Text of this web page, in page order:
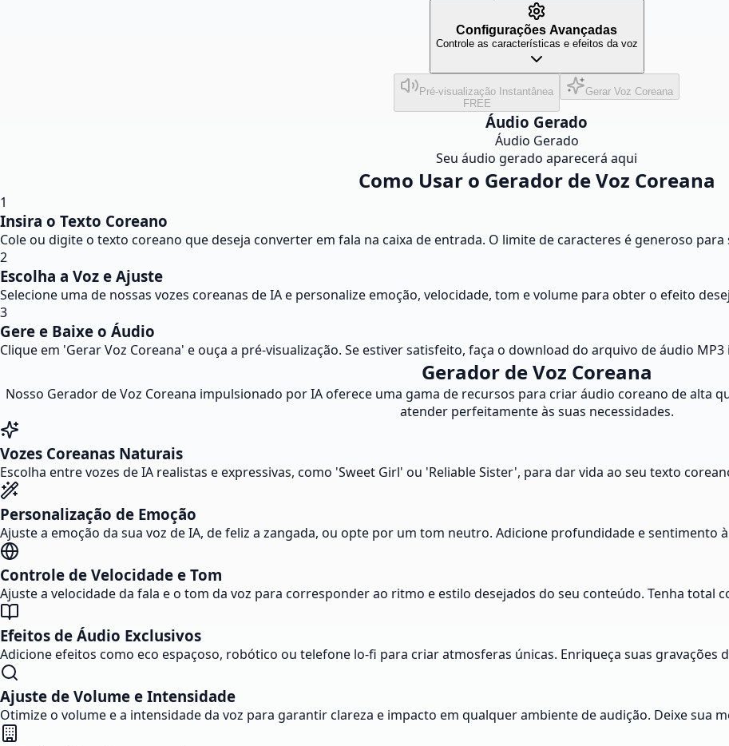
Configurações Avançadas
Controle as características e efeitos da voz
Pré-visualização Instantânea
FREE
Gerar Voz Coreana
Áudio Gerado
Áudio Gerado
Seu áudio gerado aparecerá aqui
Como Usar o Gerador de Voz Coreana
1
Insira o Texto Coreano
Cole ou digite o texto coreano que deseja converter em fala na caixa de entrada. O limite de caracteres é generoso para
2
Escolha a Voz e Ajuste
Selecione uma de nossas vozes coreanas de IA e personalize emoção, velocidade, tom e volume para obter o efeito
3
Gere e Baixe o Áudio
Clique em 'Gerar Voz Coreana' e ouça a pré-visualização. Se estiver satisfeito, faça o download do arquivo de áudio
Gerador de Voz Coreana
Nosso Gerador de Voz Coreana impulsionado por IA oferece uma gama de recursos para criar áudio coreano de alta
atender perfeitamente às suas necessidades.
Vozes Coreanas Naturais
Escolha entre vozes de IA realistas e expressivas, como 'Sweet Girl' ou 'Reliable Sister', para dar vida ao seu texto
Personalização de Emoção
Ajuste a emoção da sua voz de IA, de feliz a zangada, ou opte por um tom neutro. Adicione profundidade e sentimento
Controle de Velocidade e Tom
Ajuste a velocidade da fala e o tom da voz para corresponder ao ritmo e estilo desejados do seu conteúdo. Tenha total
Efeitos de Áudio Exclusivos
Adicione efeitos como eco espaçoso, robótico ou telefone lo-fi para criar atmosferas únicas. Enriqueça suas gravações
Ajuste de Volume e Intensidade
Otimize o volume e a intensidade da voz para garantir clareza e impacto em qualquer ambiente de audição. Deixe sua